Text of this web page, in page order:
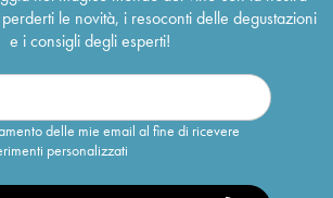
le novità, i resoconti delle degustazioni
e i consigli degli esperti!
delle mie email al fine di ricevere
personalizzati